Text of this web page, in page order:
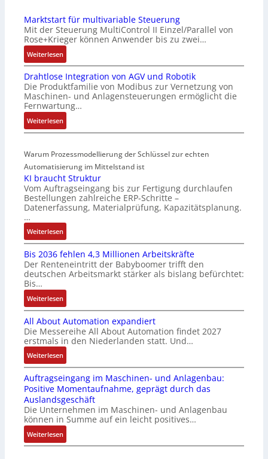
n
s
o
r
-
n
t
e
g
r
t
i
o
n
i
F
a
n
c
C
-
S
y
t
e
m
e
C
6
2
4
4
3
-
Z
e
r
t
f
i
z
i
e
u
n
b
e
ä
t
i
g
R
e
i
f
e
g
a
Marktstart für multivariable Steuerung
Mit der Steuerung MultiControl II Einzel/Parallel von
Rose+Krieger können Anwender bis zu zwei…
Weiterlesen:
M
a
r
k
t
s
t
r
t
f
ü
r
m
u
l
t
i
v
r
i
b
l
e
S
e
u
e
r
u
n
Drahtlose Integration von AGV und Robotik
Die Produktfamilie von Modibus zur Vernetzung von
Maschinen- und Anlagensteuerungen ermöglicht die
Fernwartung…
Weiterlesen:
D
a
h
t
l
o
s
e
I
n
t
e
g
r
a
t
i
o
n
v
o
n
A
G
V
u
n
Warum Prozessmodellierung der Schlüssel zur echten
Automatisierung im Mittelstand ist
KI braucht Struktur
Vom Auftragseingang bis zur Fertigung durchlaufen
Bestellungen zahlreiche ERP-Schritte –
Datenerfassung, Materialprüfung, Kapazitätsplanung.
…
Weiterlesen:
K
I
b
r
a
u
c
h
t
S
t
r
u
k
t
u
r
Bis 2036 fehlen 4,3 Millionen Arbeitskräfte
Der Renteneintritt der Babyboomer trifft den
deutschen Arbeitsmarkt stärker als bislang befürchtet:
Bis…
Weiterlesen:
B
i
s
2
0
3
6
f
e
h
l
e
n
All About Automation expandiert
Die Messereihe All About Automation findet 2027
erstmals in den Niederlanden statt. Und…
Weiterlesen:
A
l
l
A
b
o
u
t
Auftragseingang im Maschinen- und Anlagenbau:
Positive Momentaufnahme, geprägt durch das
Auslandsgeschäft
Die Unternehmen im Maschinen- und Anlagenbau
können in Summe auf ein leicht positives…
Weiterlesen:
A